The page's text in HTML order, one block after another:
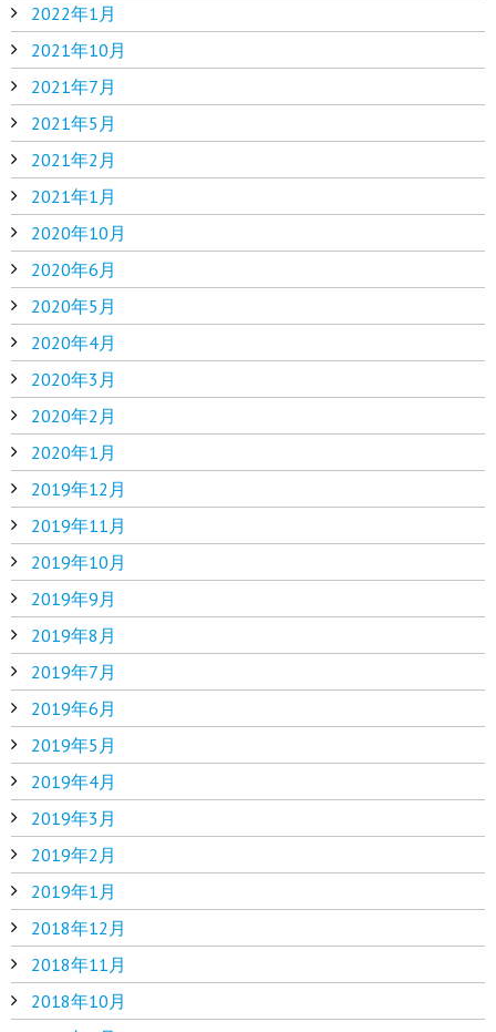
2022年1月
2021年10月
2021年7月
2021年5月
2021年2月
2021年1月
2020年10月
2020年6月
2020年5月
2020年4月
2020年3月
2020年2月
2020年1月
2019年12月
2019年11月
2019年10月
2019年9月
2019年8月
2019年7月
2019年6月
2019年5月
2019年4月
2019年3月
2019年2月
2019年1月
2018年12月
2018年11月
2018年10月